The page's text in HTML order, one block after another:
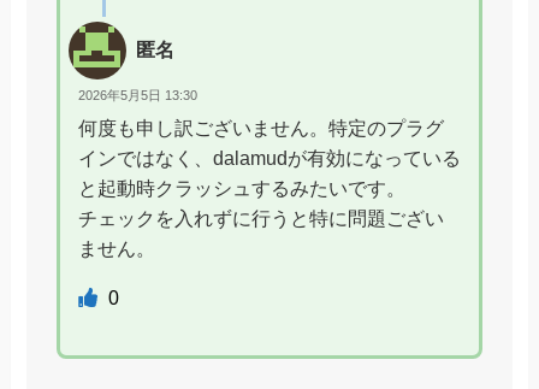
匿名
2026年5月5日 13:30
何度も申し訳ございません。特定のプラグ
インではなく、dalamudが有効になっている
と起動時クラッシュするみたいです。
チェックを入れずに行うと特に問題ござい
ません。
0